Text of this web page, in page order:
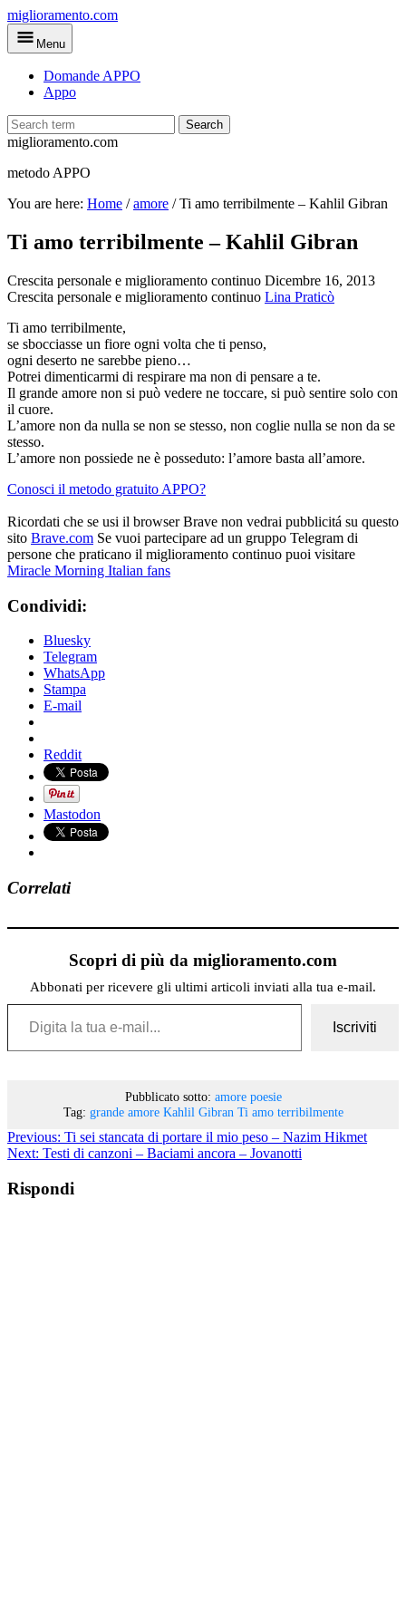
Skip
to
main
miglioramento.com
Menu
Domande APPO
Appo
Search
miglioramento.com
metodo APPO
You are here: Home /amore /Ti amo terribilmente – Kahlil Gibran
Ti amo terribilmente – Kahlil Gibran
Crescita personale e miglioramento continuo Dicembre 16, 2013
Crescita personale e miglioramento continuo Lina Praticò
Ti amo terribilmente,
se sbocciasse un fiore ogni volta che ti penso,
ogni deserto ne sarebbe pieno…
Potrei dimenticarmi di respirare ma non di pensare a te.
Il grande amore non si può vedere ne toccare, si può sentire solo con
il cuore.
L’amore non da nulla se non se stesso, non coglie nulla se non da se
stesso.
L’amore non possiede ne è posseduto: l’amore basta all’amore.
Conosci il metodo gratuito APPO?
Ricordati che se usi il browser Brave non vedrai pubblicitá su questo
sito Brave.com Se vuoi partecipare ad un gruppo Telegram di
persone che praticano il miglioramento continuo puoi visitare
Miracle Morning Italian fans
Condividi:
Bluesky
Telegram
WhatsApp
Stampa
E-mail
Reddit
Mastodon
Correlati
Scopri di più da miglioramento.com
Abbonati per ricevere gli ultimi articoli inviati alla tua e-mail.
Digita la tua e-mail...
Iscriviti
Pubblicato sotto: amore poesie
Tag: grande amore Kahlil Gibran Ti amo terribilmente
Previous: Ti sei stancata di portare il mio peso – Nazim Hikmet
Next: Testi di canzoni – Baciami ancora – Jovanotti
Rispondi